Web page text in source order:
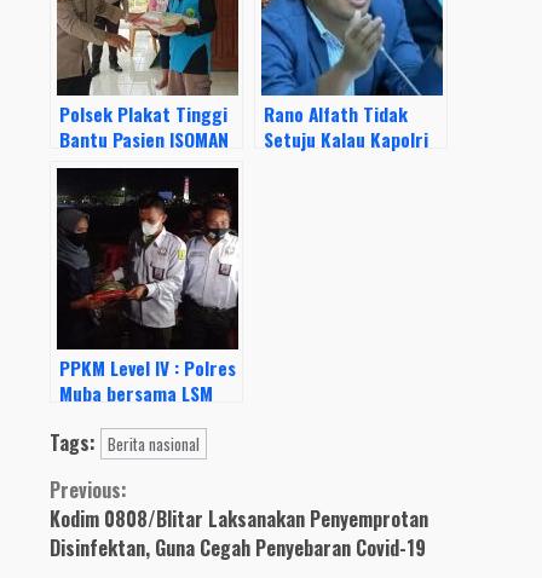
Polsek Plakat Tinggi
Bantu Pasien ISOMAN
Covid-19
Rano Alfath Tidak
Setuju Kalau Kapolri
PPKM Level IV : Polres
Muba bersama LSM
Pembagian Beras.
Tags: Berita nasional
Continue
Reading
Previous:
Kodim 0808/Blitar Laksanakan Penyemprotan
Disinfektan, Guna Cegah Penyebaran Covid-19